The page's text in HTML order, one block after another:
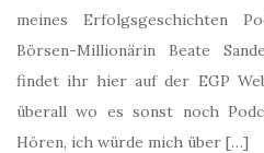
meines Erfolgsgeschichten
Börsen-Millionärin Beate
findet ihr hier auf der EGP
überall wo es sonst noch
Hören, ich würde mich über […]